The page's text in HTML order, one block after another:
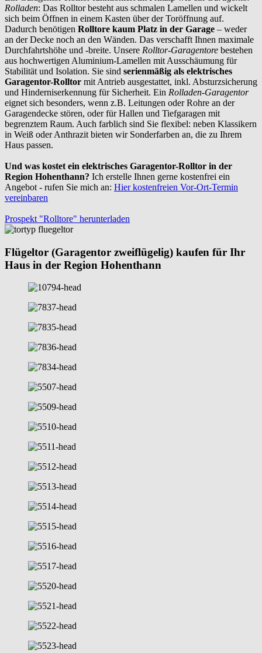
Rolladen: Das Rolltor besteht aus schmalen Lamellen und wickelt
sich beim Öffnen in einem Kasten über der Toröffnung auf.
Dadurch benötigen Rolltore kaum Platz in der Garage – weder
an der Decke noch an den Wänden. Das verschafft Ihnen maximale
Durchfahrtshöhe und -breite. Unsere Rolltor-Garagentore bestehen
aus hochwertigen Aluminium-Lamellen mit Ausschäumung für
Stabilität und Isolation. Sie sind serienmäßig als elektrisches
Garagentor-Rolltor mit Antrieb ausgestattet, inkl. Absturzsicherung
und Hinderniserkennung für Sicherheit. Ein Rolladen-Garagentor
eignet sich besonders, wenn z.B. Leitungen oder Rohre an der
Garagendecke stören, oder für Hallen und Tiefgaragen mit
begrenztem Raum. Auch farblich sind Sie flexibel: neben Klassikern
in Weiß oder Anthrazit bieten wir Sonderfarben an, die zu Ihrem
Haus passen.
Und was kostet ein elektrisches Garagentor-Rolltor in der
Region Hohenthann? Ich erstelle Ihnen gerne kostenfrei ein
Angebot - rufen Sie mich an: Hier kostenfreien Vor-Ort-Termin
vereinbaren
Prospekt "Rolltore" herunterladen
Flügeltor (Garagentor zweiflügelig) kaufen für Ihr
Haus in der Region Hohenthann